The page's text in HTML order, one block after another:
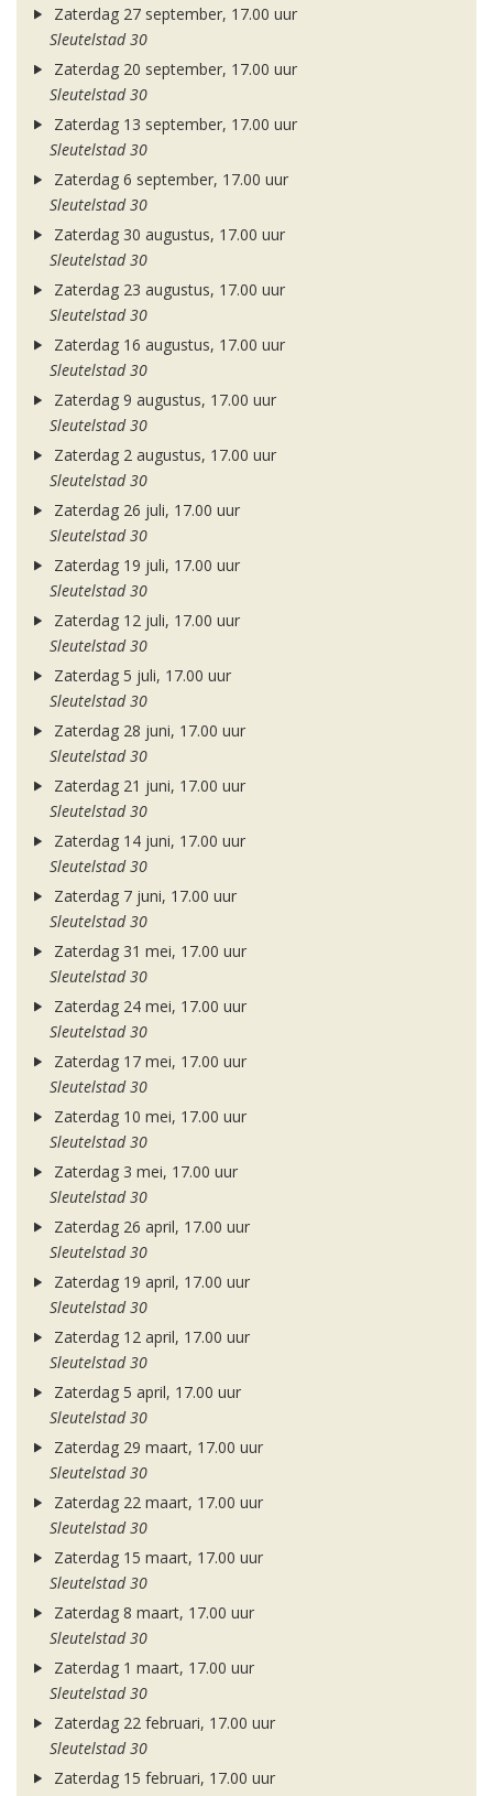
Zaterdag 27 september, 17.00 uur
Sleutelstad 30
Zaterdag 20 september, 17.00 uur
Sleutelstad 30
Zaterdag 13 september, 17.00 uur
Sleutelstad 30
Zaterdag 6 september, 17.00 uur
Sleutelstad 30
Zaterdag 30 augustus, 17.00 uur
Sleutelstad 30
Zaterdag 23 augustus, 17.00 uur
Sleutelstad 30
Zaterdag 16 augustus, 17.00 uur
Sleutelstad 30
Zaterdag 9 augustus, 17.00 uur
Sleutelstad 30
Zaterdag 2 augustus, 17.00 uur
Sleutelstad 30
Zaterdag 26 juli, 17.00 uur
Sleutelstad 30
Zaterdag 19 juli, 17.00 uur
Sleutelstad 30
Zaterdag 12 juli, 17.00 uur
Sleutelstad 30
Zaterdag 5 juli, 17.00 uur
Sleutelstad 30
Zaterdag 28 juni, 17.00 uur
Sleutelstad 30
Zaterdag 21 juni, 17.00 uur
Sleutelstad 30
Zaterdag 14 juni, 17.00 uur
Sleutelstad 30
Zaterdag 7 juni, 17.00 uur
Sleutelstad 30
Zaterdag 31 mei, 17.00 uur
Sleutelstad 30
Zaterdag 24 mei, 17.00 uur
Sleutelstad 30
Zaterdag 17 mei, 17.00 uur
Sleutelstad 30
Zaterdag 10 mei, 17.00 uur
Sleutelstad 30
Zaterdag 3 mei, 17.00 uur
Sleutelstad 30
Zaterdag 26 april, 17.00 uur
Sleutelstad 30
Zaterdag 19 april, 17.00 uur
Sleutelstad 30
Zaterdag 12 april, 17.00 uur
Sleutelstad 30
Zaterdag 5 april, 17.00 uur
Sleutelstad 30
Zaterdag 29 maart, 17.00 uur
Sleutelstad 30
Zaterdag 22 maart, 17.00 uur
Sleutelstad 30
Zaterdag 15 maart, 17.00 uur
Sleutelstad 30
Zaterdag 8 maart, 17.00 uur
Sleutelstad 30
Zaterdag 1 maart, 17.00 uur
Sleutelstad 30
Zaterdag 22 februari, 17.00 uur
Sleutelstad 30
Zaterdag 15 februari, 17.00 uur